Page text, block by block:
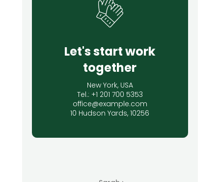
Let's start work
together
New York, USA
Tel.: +1 201 700 5353
office@example.com
10 Hudson Yards, 10256